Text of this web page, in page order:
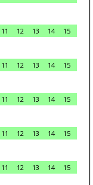
11 12 13 14
15
11 12 13 14
15
11 12 13 14
15
11 12 13 14
15
11 12 13 14
15